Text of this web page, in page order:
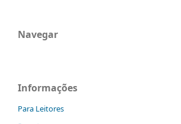
Navegar
Informações
Para Leitores